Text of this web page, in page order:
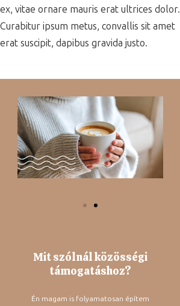
ex, vitae ornare mauris erat ultrices dolor.
Curabitur ipsum metus, convallis sit amet
erat suscipit, dapibus gravida justo.
Mit szólnál közösségi
támogatáshoz?
Én magam is folyamatosan építem